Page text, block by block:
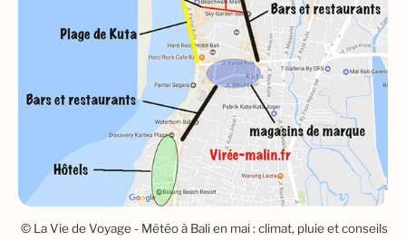
© La Vie de Voyage - Météo à Bali en mai : climat, pluie et conseils